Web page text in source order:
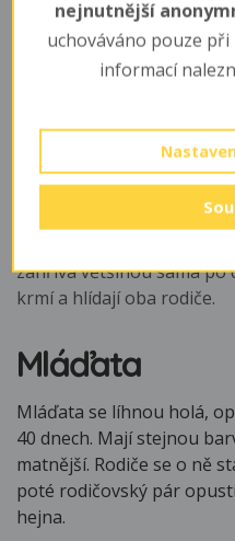
obydlím kvůli potravě
V únoru začíná s
rozměru, jelikož krkavci
jej výhradně samice,
připraveného hnízda
zahřívá většinou sama po
krmí a hlídají oba rodiče.
Mláďata
Mláďata se líhnou holá,
40 dnech. Mají stejnou
matnější. Rodiče se o ně
poté rodičovský pár
hejna.
nejnutnější
uchováváno pouze
informací